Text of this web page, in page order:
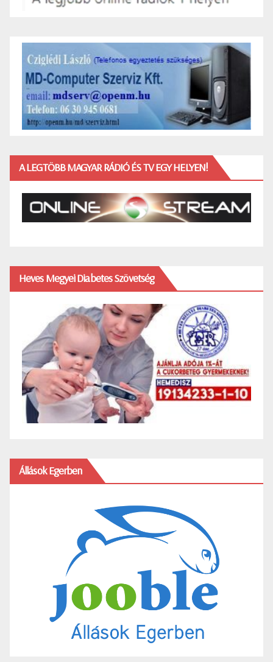
A LEGTÖBB MAGYAR RÁDIÓ ÉS TV EGY HELYEN!
Heves Megyei Diabetes Szövetség
Állások Egerben